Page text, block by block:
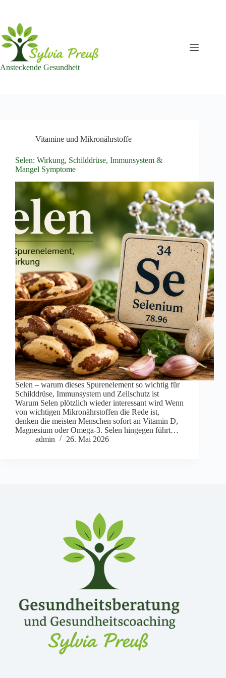
springen
Ansteckende Gesundheit
Vitamine und Mikronährstoffe
Selen: Wirkung, Schilddrüse, Immunsystem &
Mangel Symptome
Selen – warum dieses Spurenelement so wichtig für
Schilddrüse, Immunsystem und Zellschutz ist
Warum Selen plötzlich wieder interessant wird Wenn
von wichtigen Mikronährstoffen die Rede ist,
denken die meisten Menschen sofort an Vitamin D,
Magnesium oder Omega-3. Selen hingegen führt…
admin
26. Mai 2026